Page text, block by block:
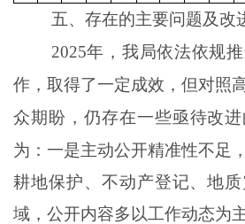
五、存在的主要问题及改
2025年，我局依法依规
作 ， 取得了一定成效， 但对照
众期盼，仍存在一些亟待改
为：一是主动公开精准性不足
耕地保护、不动产登记、地
域，公开内容多以工作动态为